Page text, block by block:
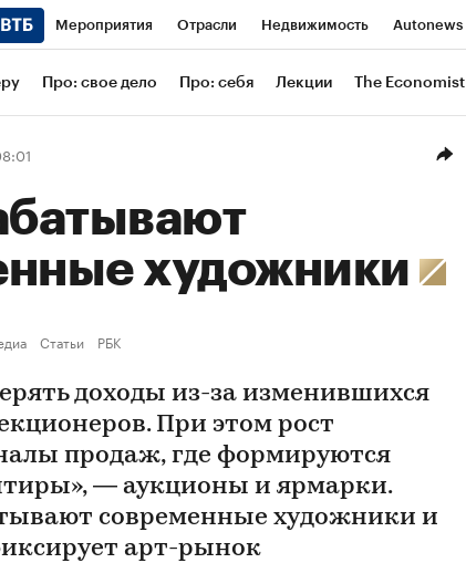
Мероприятия Отрасли Недвижимость Autonews
РБК Life Тренды Визионеры
Про: свое дело Про: себя Лекции The Economist
художники
Статьи РБК
доходы из-за изменившихся
При этом рост
продаж, где формируются
— аукционы и ярмарки.
современные художники и
арт-рынок